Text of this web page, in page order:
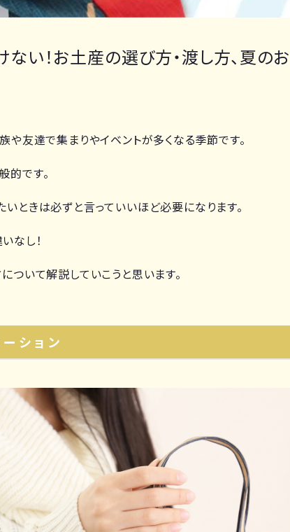
ない！お土産の選び方・渡し方、夏の
友達で集まりやイベントが多くなる季節です。
的です。
ときは必ずと言っていいほど必要になります。
なし！
ついて解説していこうと思います。
ション